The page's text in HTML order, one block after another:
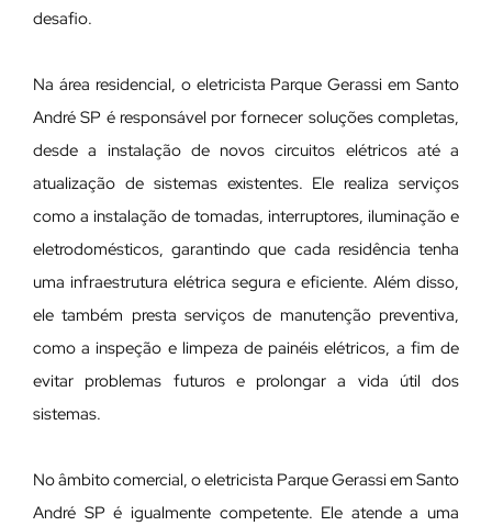
desafio.
Na área residencial, o eletricista Parque Gerassi em Santo
André SP é responsável por fornecer soluções completas,
desde a instalação de novos circuitos elétricos até a
atualização de sistemas existentes. Ele realiza serviços
como a instalação de tomadas, interruptores, iluminação e
eletrodomésticos, garantindo que cada residência tenha
uma infraestrutura elétrica segura e eficiente. Além disso,
ele também presta serviços de manutenção preventiva,
como a inspeção e limpeza de painéis elétricos, a fim de
evitar problemas futuros e prolongar a vida útil dos
sistemas.
No âmbito comercial, o eletricista Parque Gerassi em Santo
André SP é igualmente competente. Ele atende a uma